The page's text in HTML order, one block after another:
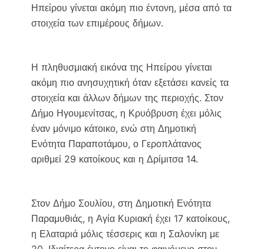
Ηπείρου γίνεται ακόμη πιο έντονη, μέσα από τα
στοιχεία των επιμέρους δήμων.
Η πληθυσμιακή εικόνα της Ηπείρου γίνεται
ακόμη πιο ανησυχητική όταν εξετάσει κανείς τα
στοιχεία και άλλων δήμων της περιοχής. Στον
Δήμο Ηγουμενίτσας, η Κρυόβρυση έχει μόλις
έναν μόνιμο κάτοικο, ενώ στη Δημοτική
Ενότητα Παραποτάμου, ο Γεροπλάτανος
αριθμεί 29 κατοίκους και η Δρίμιτσα 14.
Στον Δήμο Σουλίου, στη Δημοτική Ενότητα
Παραμυθιάς, η Αγία Κυριακή έχει 17 κατοίκους,
η Ελαταριά μόλις τέσσερις και η Σαλονίκη με